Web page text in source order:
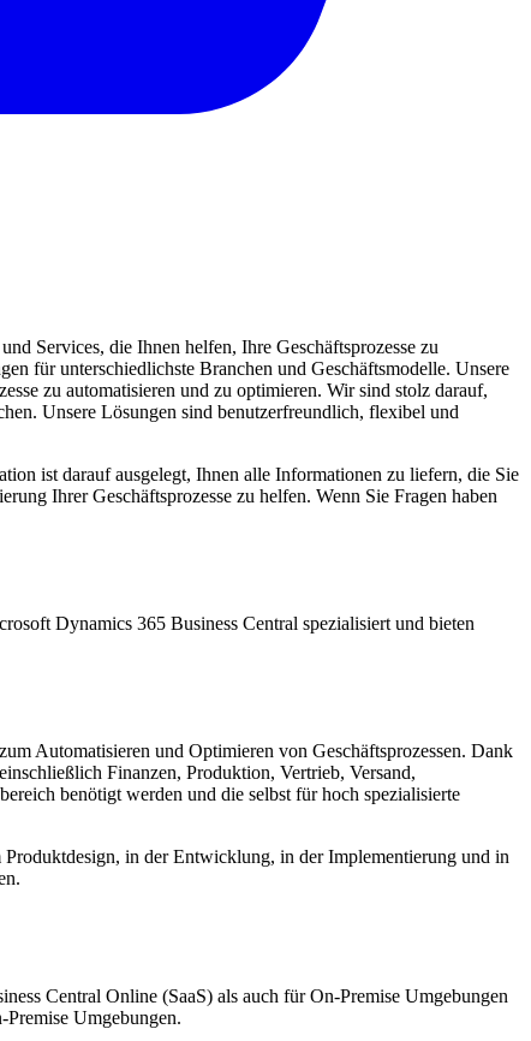
Services, die Ihnen helfen, Ihre Geschäftsprozesse zu
für unterschiedlichste Branchen und Geschäftsmodelle. Unsere
zu automatisieren und zu optimieren. Wir sind stolz darauf,
Unsere Lösungen sind benutzerfreundlich, flexibel und
ist darauf ausgelegt, Ihnen alle Informationen zu liefern, die Sie
Ihrer Geschäftsprozesse zu helfen. Wenn Sie Fragen haben
Dynamics 365 Business Central spezialisiert und bieten
Automatisieren und Optimieren von Geschäftsprozessen. Dank
Finanzen, Produktion, Vertrieb, Versand,
benötigt werden und die selbst für hoch spezialisierte
in der Entwicklung, in der Implementierung und in
Central Online (SaaS) als auch für On-Premise Umgebungen
Premise Umgebungen.